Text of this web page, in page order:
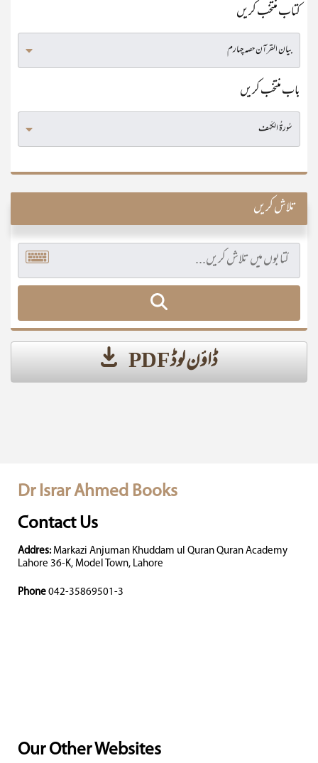
کتاب منتخب کریں
باب منتخب کریں
تلاش کریں
ڈاؤن لوڈ PDF
Dr Israr Ahmed Books
Contact Us
Addres: Markazi Anjuman Khuddam ul Quran Quran Academy
Lahore 36-K, Model Town, Lahore
Phone 042-35869501-3
Our Other Websites